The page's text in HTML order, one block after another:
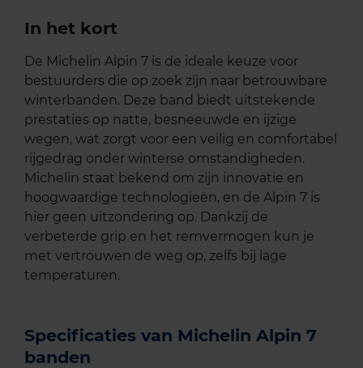
In het kort
De Michelin Alpin 7 is de ideale keuze voor
bestuurders die op zoek zijn naar betrouwbare
winterbanden. Deze band biedt uitstekende
prestaties op natte, besneeuwde en ijzige
wegen, wat zorgt voor een veilig en comfortabel
rijgedrag onder winterse omstandigheden.
Michelin staat bekend om zijn innovatie en
hoogwaardige technologieën, en de Alpin 7 is
hier geen uitzondering op. Dankzij de
verbeterde grip en het remvermogen kun je
met vertrouwen de weg op, zelfs bij lage
temperaturen.
Specificaties van Michelin Alpin 7
banden